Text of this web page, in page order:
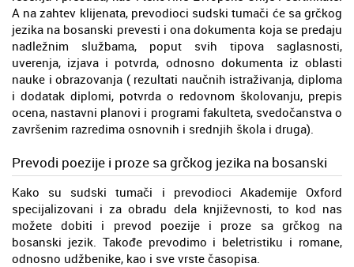
A na zahtev klijenata, prevodioci sudski tumači će sa grčkog
jezika na bosanski prevesti i ona dokumenta koja se predaju
nadležnim službama, poput svih tipova saglasnosti,
uverenja, izjava i potvrda, odnosno dokumenta iz oblasti
nauke i obrazovanja ( rezultati naučnih istraživanja, diploma
i dodatak diplomi, potvrda o redovnom školovanju, prepis
ocena, nastavni planovi i programi fakulteta, svedočanstva o
završenim razredima osnovnih i srednjih škola i druga).
Prevodi poezije i proze sa grčkog jezika na bosanski
Kako su sudski tumači i prevodioci Akademije Oxford
specijalizovani i za obradu dela književnosti, to kod nas
možete dobiti i prevod poezije i proze sa grčkog na
bosanski jezik. Takođe prevodimo i beletristiku i romane,
odnosno udžbenike, kao i sve vrste časopisa.